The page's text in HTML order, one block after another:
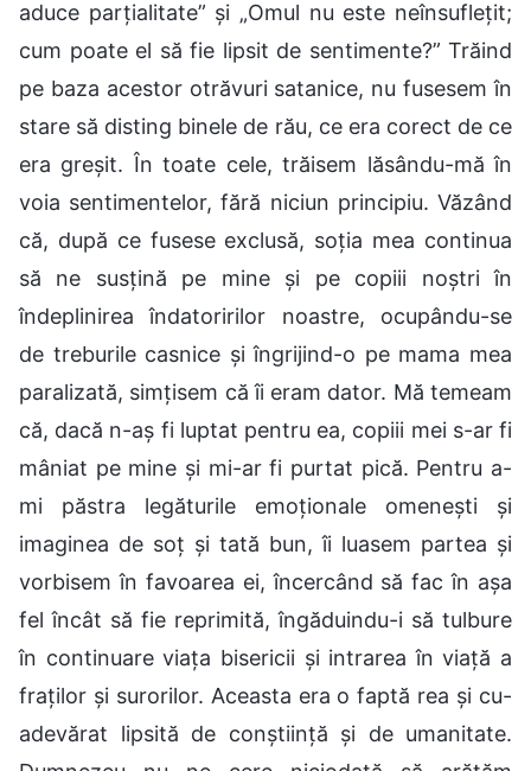
aduce parțialitate” și „Omul nu este neînsuflețit;
cum poate el să fie lipsit de sentimente?” Trăind
pe baza acestor otrăvuri satanice, nu fusesem în
stare să disting binele de rău, ce era corect de ce
era greșit. În toate cele, trăisem lăsându-mă în
voia sentimentelor, fără niciun principiu. Văzând
că, după ce fusese exclusă, soția mea continua
să ne susțină pe mine și pe copiii noștri în
îndeplinirea îndatoririlor noastre, ocupându-se
de treburile casnice și îngrijind-o pe mama mea
paralizată, simțisem că îi eram dator. Mă temeam
că, dacă n-aș fi luptat pentru ea, copiii mei s-ar fi
mâniat pe mine și mi-ar fi purtat pică. Pentru a-
mi păstra legăturile emoționale omenești și
imaginea de soț și tată bun, îi luasem partea și
vorbisem în favoarea ei, încercând să fac în așa
fel încât să fie reprimită, îngăduindu-i să tulbure
în continuare viața bisericii și intrarea în viață a
fraților și surorilor. Aceasta era o faptă rea și cu-
adevărat lipsită de conștiință și de umanitate.